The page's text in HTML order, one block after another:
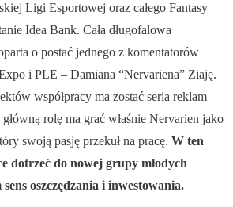
Ligi Esportowej oraz całego Fantasy
Idea Bank. Cała długofalowa
o postać jednego z komentatorów
i PLE – Damiana “Nervariena” Ziaję.
współpracy ma zostać seria reklam
rolę ma grać właśnie Nervarien jako
swoją pasję przekuł na pracę. W ten
dotrzeć do nowej grupy młodych
oszczędzania i inwestowania.